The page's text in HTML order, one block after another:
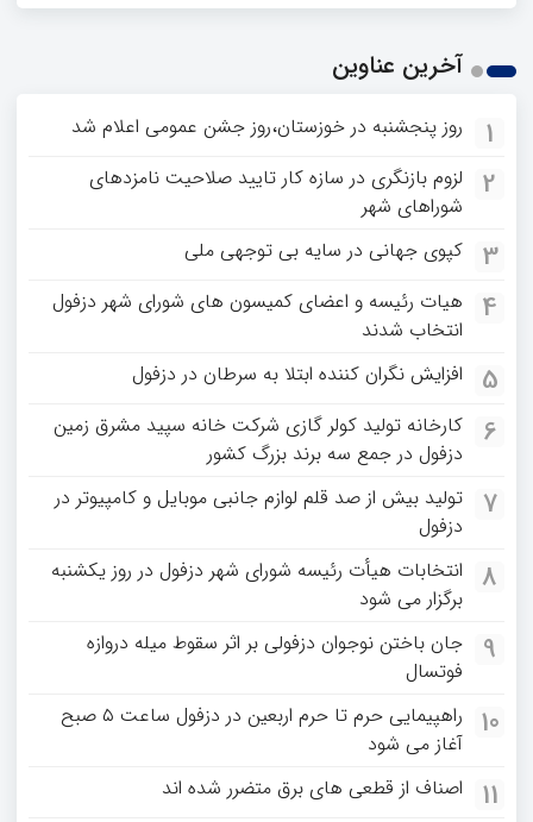
آخرین عناوین
1 روز پنجشنبه در خوزستان،روز جشن عمومی اعلام شد
2
لزوم بازنگری در سازه کار تایید صلاحیت نامزدهای
شوراهای شهر
3 کپوی جهانی در سایه بی توجهی ملی
4
هیات رئیسه و اعضای کمیسون های شورای شهر دزفول
انتخاب شدند
5 افزایش نگران کننده ابتلا به سرطان در دزفول
6
کارخانه تولید کولر گازی شرکت خانه سپید مشرق زمین
دزفول در جمع سه برند بزرگ کشور
7
تولید بیش از صد قلم لوازم جانبی موبایل و کامپیوتر در
دزفول
8
انتخابات هیأت رئیسه شورای شهر دزفول در روز یکشنبه
برگزار می شود
9
جان باختن نوجوان دزفولی بر اثر سقوط میله دروازه
فوتسال
10
راهپیمایی حرم تا حرم اربعین در دزفول ساعت ۵ صبح
آغاز می شود
11 اصناف از قطعی های برق متضرر شده اند